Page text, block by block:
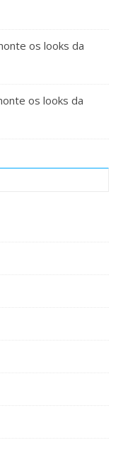
os looks da
os looks da